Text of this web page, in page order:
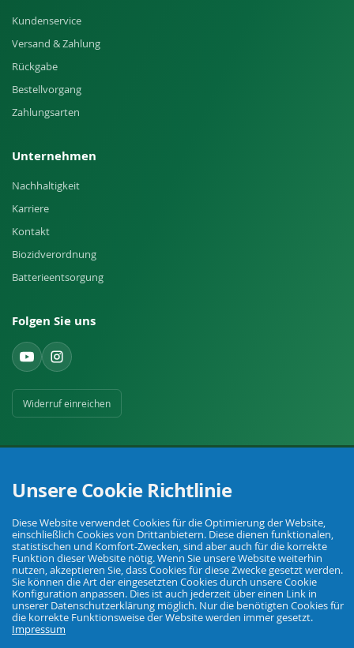
Kundenservice
Versand & Zahlung
Rückgabe
Bestellvorgang
Zahlungsarten
Unternehmen
Nachhaltigkeit
Karriere
Kontakt
Biozidverordnung
Batterieentsorgung
Folgen Sie uns
Widerruf einreichen
Ihr Fachhandel für Landwirtschaft, Viehhaltung, Haus, Hof und Garten.
© Agrarking. Alle Rechte vorbehalten.
AGBDatenschutzWiderrufsbelehrungImpressum
Unsere Cookie Richtlinie
Diese Website verwendet Cookies für die Optimierung der Website,
einschließlich Cookies von Drittanbietern. Diese dienen funktionalen,
statistischen und Komfort-Zwecken, sind aber auch für die korrekte
Funktion dieser Website nötig. Wenn Sie unsere Website weiterhin
nutzen, akzeptieren Sie, dass Cookies für diese Zwecke gesetzt werden.
Sie können die Art der eingesetzten Cookies durch unsere Cookie
Konfiguration anpassen. Dies ist auch jederzeit über einen Link in
unserer Datenschutzerklärung möglich. Nur die benötigten Cookies für
die korrekte Funktionsweise der Website werden immer gesetzt.
Impressum